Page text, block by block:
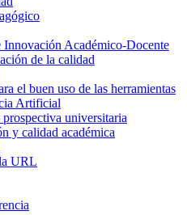
Académico-Docente
de la calidad
el buen uso de las herramientas
Artificial
universitaria
y calidad académica
URL